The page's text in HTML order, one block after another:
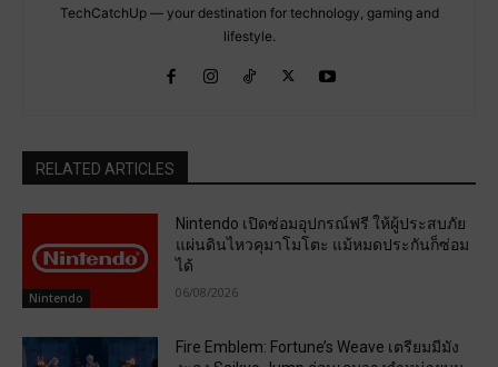
TechCatchUp — your destination for technology, gaming and
lifestyle.
RELATED ARTICLES
Nintendo
Nintendo เปิดซ่อมอุปกรณ์ฟรี ให้ผู้ประสบภัย
แผ่นดินไหวคุมาโมโตะ แม้หมดประกันก็ซ่อม
ได้
06/08/2026
Fire Emblem: Fortune’s Weave เตรียมมีมัง